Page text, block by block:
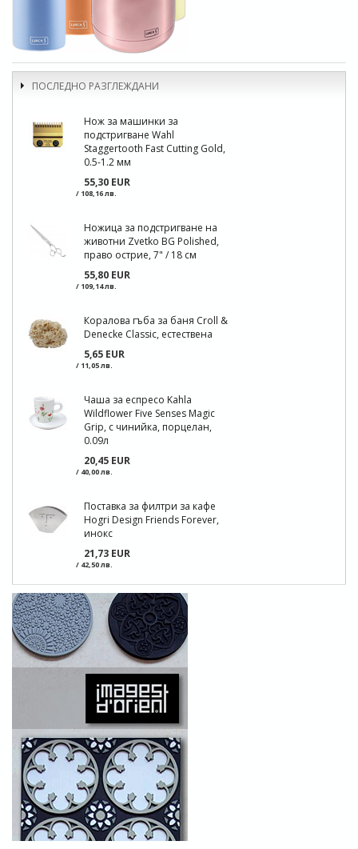
ПОСЛЕДНО РАЗГЛЕЖДАНИ
Нож за машинки за
подстригване Wahl
Staggertooth Fast Cutting Gold,
0.5-1.2 мм
55,30 EUR
/ 108,16 лв.
Ножица за подстригване на
животни Zvetko BG Polished,
право острие, 7" / 18 см
55,80 EUR
/ 109,14 лв.
Коралова гъба за баня Croll &
Denecke Classic, естествена
5,65 EUR
/ 11,05 лв.
Чаша за еспресо Kahla
Wildflower Five Senses Magic
Grip, с чинийка, порцелан,
0.09л
20,45 EUR
/ 40,00 лв.
Поставка за филтри за кафе
Hogri Design Friends Forever,
инокс
21,73 EUR
/ 42,50 лв.